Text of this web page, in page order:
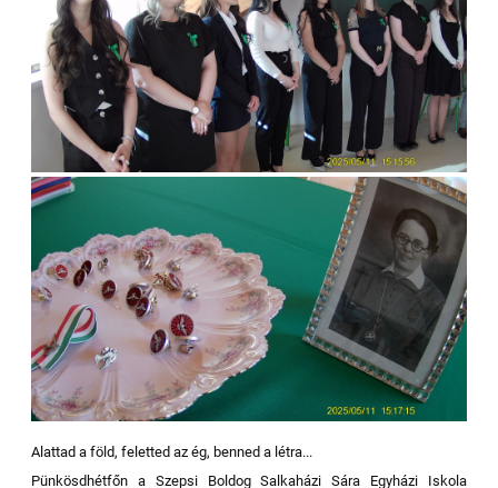
Alattad a föld, feletted az ég, benned a létra...
Pünkösdhétfőn a Szepsi Boldog Salkaházi Sára Egyházi Iskola